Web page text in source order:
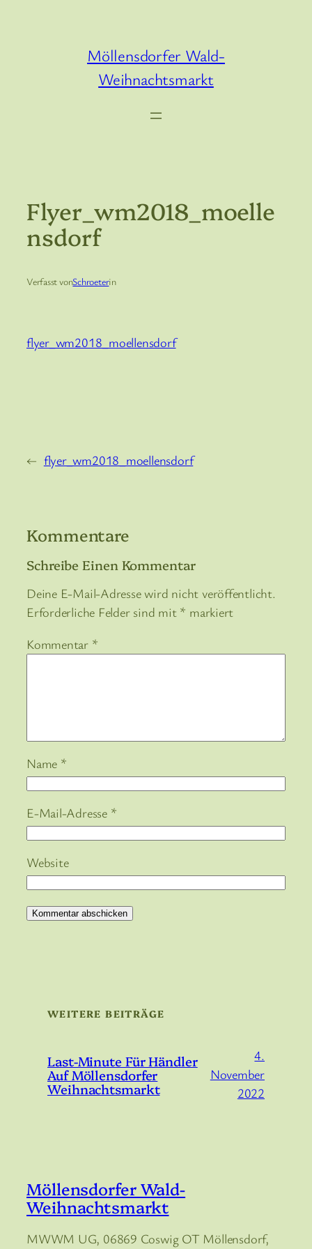
Möllensdorfer Wald-
Weihnachtsmarkt
Flyer_wm2018_moelle
Nsdorf
Verfasst vonSchroeterin
flyer_wm2018_moellensdorf
← flyer_wm2018_moellensdorf
Kommentare
Schreibe Einen Kommentar
Deine E-Mail-Adresse wird nicht veröffentlicht.
Erforderliche Felder sind mit * markiert
Kommentar *
Name *
E-Mail-Adresse *
Website
WEITERE BEITRÄGE
Last-Minute Für Händler
Auf Möllensdorfer
Weihnachtsmarkt
4.
November
2022
Möllensdorfer Wald-
Weihnachtsmarkt
MWWM UG, 06869 Coswig OT Möllensdorf,